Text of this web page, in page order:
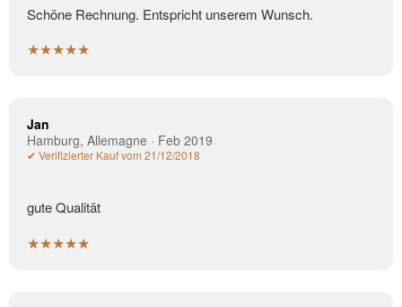
Schöne Rechnung. Entspricht unserem Wunsch.
★★★★★
Jan
Hamburg, Allemagne · Feb 2019
✔ Verifizierter Kauf vom 21/12/2018
gute Qualität
★★★★★